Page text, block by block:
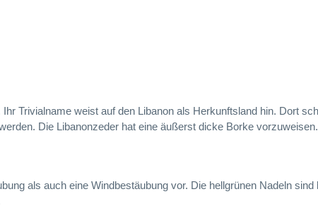
Trivialname weist auf den Libanon als Herkunftsland hin. Dort
Die Libanonzeder hat eine äußerst dicke Borke vorzuweisen.
als auch eine Windbestäubung vor. Die hellgrünen Nadeln